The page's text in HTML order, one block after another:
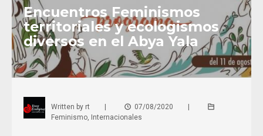
Encuentros Feminismos
territoriales y ecologismos
diversos en el Abya Yala
Written by rt | 07/08/2020
|
Feminismo Internacionales